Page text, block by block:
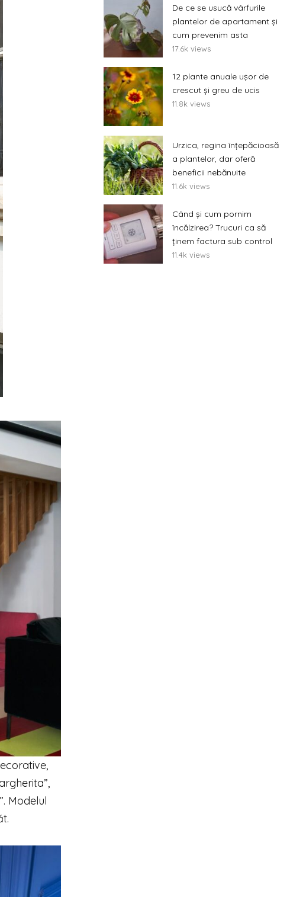
Modelul
De ce se usucă vârfurile
plantelor de apartament și
cum prevenim asta
17.6k views
12 plante anuale ușor de
crescut și greu de ucis
11.8k views
Urzica, regina înțepăcioasă
a plantelor, dar oferă
beneficii nebănuite
11.6k views
Când și cum pornim
încălzirea? Trucuri ca să
ținem factura sub control
11.4k views